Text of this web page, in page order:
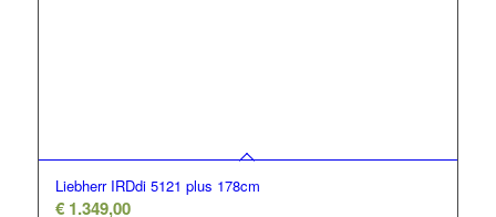
Liebherr IRDdi 5121 plus 178cm
€1.349,00